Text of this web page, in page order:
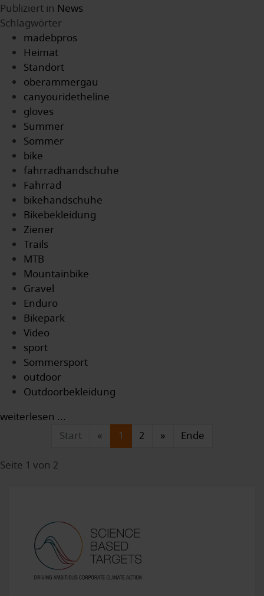
Publiziert in News
Schlagwörter
madebpros
Heimat
Standort
oberammergau
canyouridetheline
gloves
Summer
Sommer
bike
fahrradhandschuhe
Fahrrad
bikehandschuhe
Bikebekleidung
Ziener
Trails
MTB
Mountainbike
Gravel
Enduro
Bikepark
Video
sport
Sommersport
outdoor
Outdoorbekleidung
weiterlesen ...
Start
« 1 2 »
Ende
Seite 1 von 2